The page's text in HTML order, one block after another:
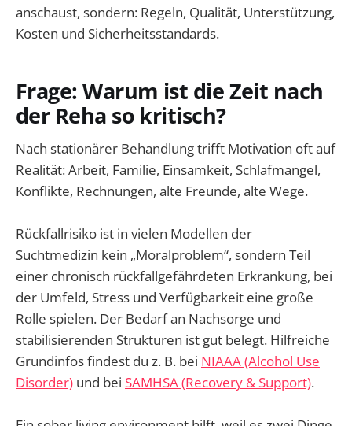
anschaust, sondern: Regeln, Qualität, Unterstützung,
Kosten und Sicherheitsstandards.
Frage: Warum ist die Zeit nach
der Reha so kritisch?
Nach stationärer Behandlung trifft Motivation oft auf
Realität: Arbeit, Familie, Einsamkeit, Schlafmangel,
Konflikte, Rechnungen, alte Freunde, alte Wege.
Rückfallrisiko ist in vielen Modellen der
Suchtmedizin kein „Moralproblem“, sondern Teil
einer chronisch rückfallgefährdeten Erkrankung, bei
der Umfeld, Stress und Verfügbarkeit eine große
Rolle spielen. Der Bedarf an Nachsorge und
stabilisierenden Strukturen ist gut belegt. Hilfreiche
Grundinfos findest du z. B. bei NIAAA (Alcohol Use
Disorder) und bei SAMHSA (Recovery & Support).